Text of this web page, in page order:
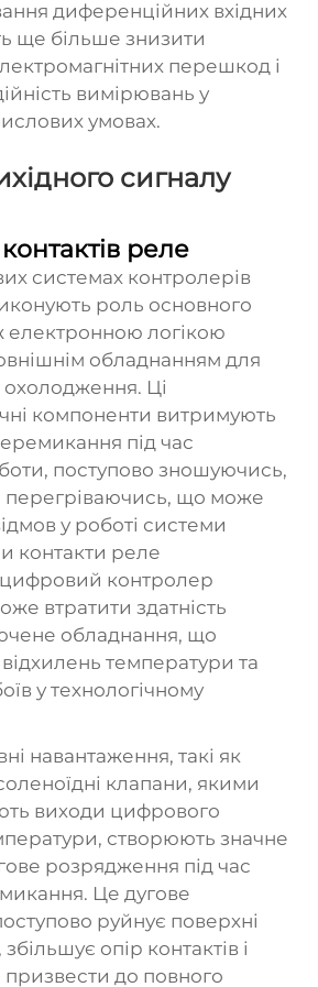
диференційних вхідних
ще більше знизити
перешкод і
вимірювань у
умовах.
сигналу
реле
системах контролерів
роль основного
електронною логікою
обладнанням для
охолодження. Ці
компоненти витримують
під час
поступово зношуючись,
перегріваючись, що може
у роботі системи
контакти реле
контролер
втратити здатність
обладнання, що
температури та
у технологічному
навантаження, такі як
клапани, якими
виходи цифрового
створюють значне
розрядження під час
Це дугове
руйнує поверхні
опір контактів і
до повного